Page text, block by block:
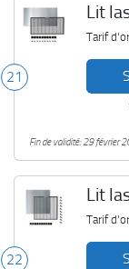
21
Lit
Tarif
Fin de validité: 29 février
22
Lit
Tarif